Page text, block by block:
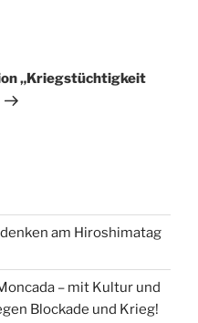
„Kriegstüchtigkeit
am Hiroshimatag
– mit Kultur und
Blockade und Krieg!